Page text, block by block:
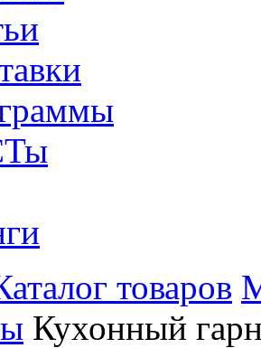
товаров
Кухонный